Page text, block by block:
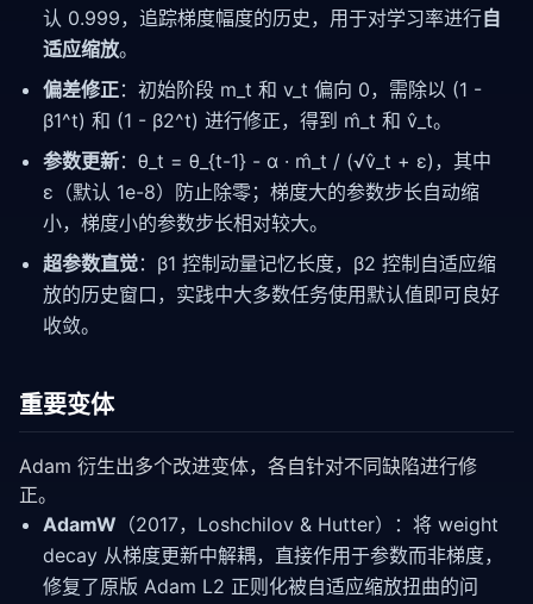
认 0.999，追踪梯度幅度的历史，用于对学习率进行自
适应缩放。
偏差修正：初始阶段 m_t 和 v_t 偏向 0，需除以 (1 -
β1^t) 和 (1 - β2^t) 进行修正，得到 m̂_t 和 v̂_t。
参数更新：θ_t = θ_{t-1} - α · m̂_t / (√v̂_t + ε)，其中
ε（默认 1e-8）防止除零；梯度大的参数步长自动缩
小，梯度小的参数步长相对较大。
超参数直觉：β1 控制动量记忆长度，β2 控制自适应缩
放的历史窗口，实践中大多数任务使用默认值即可良好
收敛。
重要变体
Adam 衍生出多个改进变体，各自针对不同缺陷进行修
正。
AdamW （2017，Loshchilov & Hutter）：将 weight
decay 从梯度更新中解耦，直接作用于参数而非梯度，
修复了原版 Adam L2 正则化被自适应缩放扭曲的问